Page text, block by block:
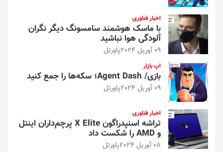
اخبار فناوری
با ماسک هوشمند سامسونگ دیگر نگران
آلودگی هوا نباشید
09 آوریل 2024 پاورتل
اپ بازار
بازی/ Agent Dash؛ سکه‌ها را جمع کنید
09 آوریل 2024 پاورتل
اخبار فناوری
تراشه اسنپدراگون X Elite پرچم‌داران اینتل
و AMD را شکست داد
08 آوریل 2024 پاورتل